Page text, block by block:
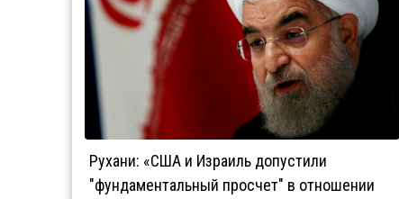
Рухани: «США и Израиль допустили
"фундаментальный просчет" в отношении